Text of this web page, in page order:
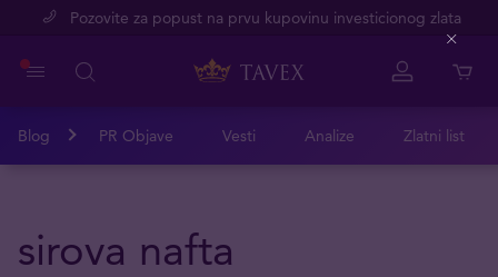
Pozovite za popust na prvu kupovinu investicionog zlata
Blog PR Objave Vesti Analize Zlatni list
sirova nafta
Close